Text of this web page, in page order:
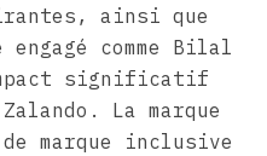
ainsi que
comme Bilal
significatif
La marque
marque inclusive